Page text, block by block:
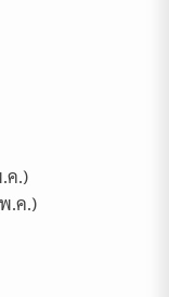
ค.)
.ค.)